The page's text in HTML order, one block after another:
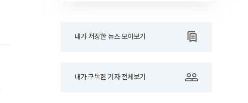
내가 저장한 뉴스 모아보기
내가 구독한 기자 전체보기